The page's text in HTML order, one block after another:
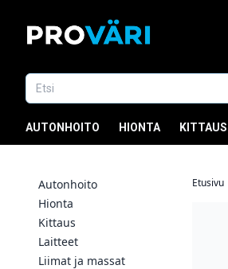
AUTONHOITO HIONTA KITTAUS
Autonhoito
Hionta
Kittaus
Laitteet
Liimat ja massat
Etusivu